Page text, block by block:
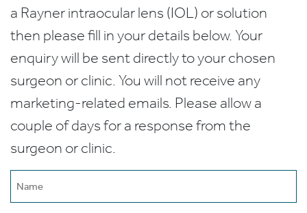
a Rayner intraocular lens (IOL) or solution
then please fill in your details below. Your
enquiry will be sent directly to your chosen
surgeon or clinic. You will not receive any
marketing-related emails. Please allow a
couple of days for a response from the
surgeon or clinic.